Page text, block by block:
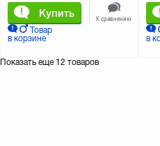
Купить
Товар
в корзине
К сравнению
в
Показать еще 12 товаров